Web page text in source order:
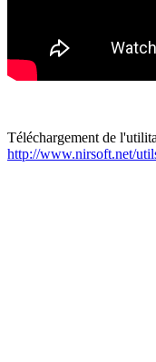
Téléchargement de
http://www.nirsoft.net/